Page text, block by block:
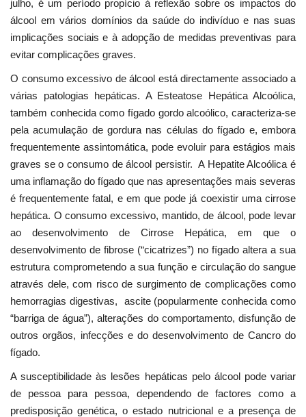
julho, é um período propício à reflexão sobre os impactos do
álcool em vários domínios da saúde do indivíduo e nas suas
implicações sociais e à adopção de medidas preventivas para
evitar complicações graves.
O consumo excessivo de álcool está directamente associado a
várias patologias hepáticas. A Esteatose Hepática Alcoólica,
também conhecida como fígado gordo alcoólico, caracteriza-se
pela acumulação de gordura nas células do fígado e, embora
frequentemente assintomática, pode evoluir para estágios mais
graves se o consumo de álcool persistir. A Hepatite Alcoólica é
uma inflamação do fígado que nas apresentações mais severas
é frequentemente fatal, e em que pode já coexistir uma cirrose
hepática. O consumo excessivo, mantido, de álcool, pode levar
ao desenvolvimento de Cirrose Hepática, em que o
desenvolvimento de fibrose (“cicatrizes”) no fígado altera a sua
estrutura comprometendo a sua função e circulação do sangue
através dele, com risco de surgimento de complicações como
hemorragias digestivas, ascite (popularmente conhecida como
“barriga de água”), alterações do comportamento, disfunção de
outros orgãos, infecções e do desenvolvimento de Cancro do
fígado.
A susceptibilidade às lesões hepáticas pelo álcool pode variar
de pessoa para pessoa, dependendo de factores como a
predisposição genética, o estado nutricional e a presença de